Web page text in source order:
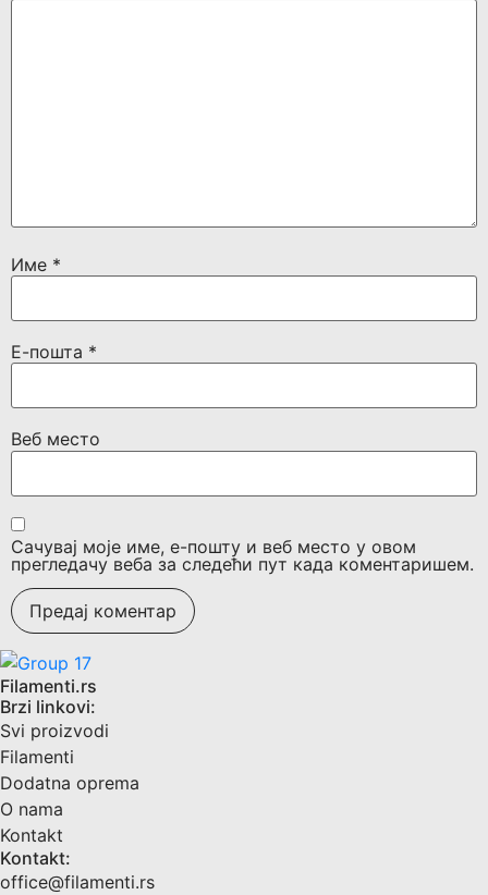
Име *
Е-пошта *
Веб место
Сачувај моје име, е-пошту и веб место у овом
прегледачу веба за следећи пут када коментаришем.
Filamenti.rs
Brzi linkovi:
Svi proizvodi
Filamenti
Dodatna oprema
O nama
Kontakt
Kontakt:
office@filamenti.rs